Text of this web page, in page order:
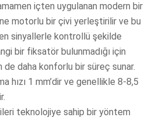
içten uygulanan modern bir
motorlu bir çivi yerleştirilir ve bu
sinyallerle kontrollü şekilde
bir fiksatör bulunmadığı için
daha konforlu bir süreç sunar.
hızı 1 mm’dir ve genellikle 8-8,5
teknolojiye sahip bir yöntem